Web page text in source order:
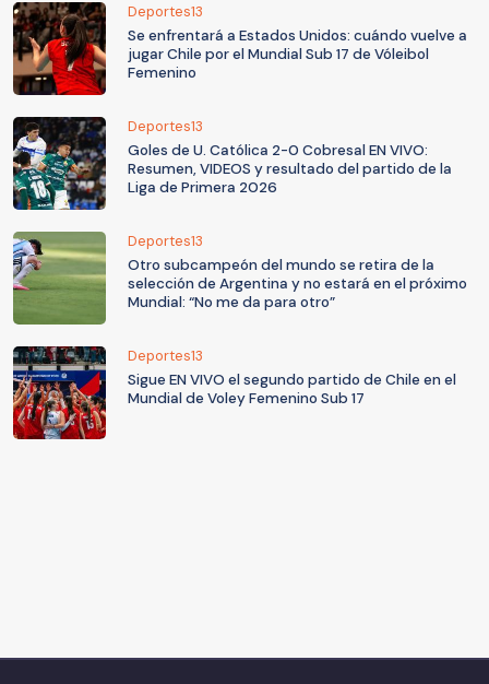
Deportes13
Se enfrentará a Estados Unidos: cuándo vuelve a
jugar Chile por el Mundial Sub 17 de Vóleibol
Femenino
Deportes13
Goles de U. Católica 2-0 Cobresal EN VIVO:
Resumen, VIDEOS y resultado del partido de la
Liga de Primera 2026
Deportes13
Otro subcampeón del mundo se retira de la
selección de Argentina y no estará en el próximo
Mundial: “No me da para otro”
Deportes13
Sigue EN VIVO el segundo partido de Chile en el
Mundial de Voley Femenino Sub 17